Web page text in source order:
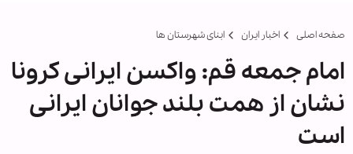
صفحه اصلی اخبار ایران ابنای شهرستان ها
امام جمعه قم: واکسن ایرانی کرونا
نشان از همت بلند جوانان ایرانی
است